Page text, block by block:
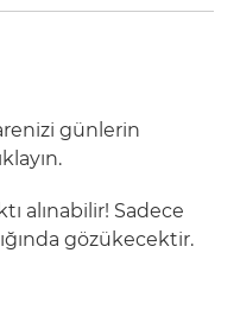
günlerin
alınabilir! Sadece
gözükecektir.